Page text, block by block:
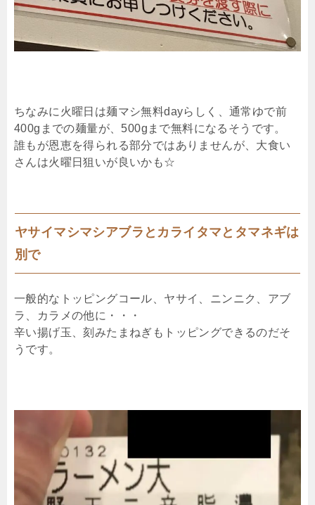
ちなみに火曜日は麺マシ無料dayらしく、通常ゆで前
400gまでの麺量が、500gまで無料になるそうです。
誰もが恩恵を得られる部分ではありませんが、大食い
さんは火曜日狙いが良いかも☆
ヤサイマシマシアブラとカライタマとタマネギは
別で
一般的なトッピングコール、ヤサイ、ニンニク、アブ
ラ、カラメの他に・・・
辛い揚げ玉、刻みたまねぎもトッピングできるのだそ
うです。